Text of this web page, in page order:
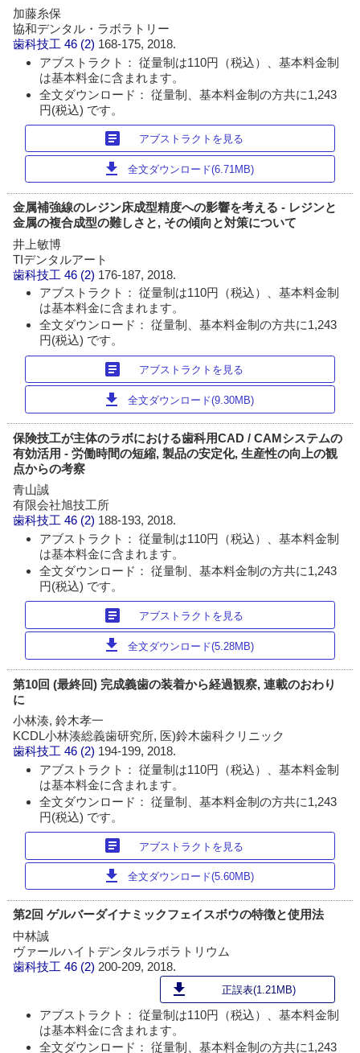
加藤糸保
協和デンタル・ラボラトリー
歯科技工 46 (2) 168-175, 2018.
アブストラクト： 従量制は110円（税込）、基本料金制
は基本料金に含まれます。
全文ダウンロード： 従量制、基本料金制の方共に1,243
円(税込) です。
article アブストラクトを見る
download 全文ダウンロード(6.71MB)
金属補強線のレジン床成型精度への影響を考える - レジンと
金属の複合成型の難しさと, その傾向と対策について
井上敏博
TIデンタルアート
歯科技工 46 (2) 176-187, 2018.
アブストラクト： 従量制は110円（税込）、基本料金制
は基本料金に含まれます。
全文ダウンロード： 従量制、基本料金制の方共に1,243
円(税込) です。
article アブストラクトを見る
download 全文ダウンロード(9.30MB)
保険技工が主体のラボにおける歯科用CAD / CAMシステムの
有効活用 - 労働時間の短縮, 製品の安定化, 生産性の向上の観
点からの考察
青山誠
有限会社旭技工所
歯科技工 46 (2) 188-193, 2018.
アブストラクト： 従量制は110円（税込）、基本料金制
は基本料金に含まれます。
全文ダウンロード： 従量制、基本料金制の方共に1,243
円(税込) です。
article アブストラクトを見る
download 全文ダウンロード(5.28MB)
第10回 (最終回) 完成義歯の装着から経過観察, 連載のおわり
に
小林湊, 鈴木孝一
KCDL小林湊総義歯研究所, 医)鈴木歯科クリニック
歯科技工 46 (2) 194-199, 2018.
アブストラクト： 従量制は110円（税込）、基本料金制
は基本料金に含まれます。
全文ダウンロード： 従量制、基本料金制の方共に1,243
円(税込) です。
article アブストラクトを見る
download 全文ダウンロード(5.60MB)
第2回 ゲルバーダイナミックフェイスボウの特徴と使用法
中林誠
ヴァールハイトデンタルラボラトリウム
歯科技工 46 (2) 200-209, 2018.
download 正誤表(1.21MB)
アブストラクト： 従量制は110円（税込）、基本料金制
は基本料金に含まれます。
全文ダウンロード： 従量制、基本料金制の方共に1,243